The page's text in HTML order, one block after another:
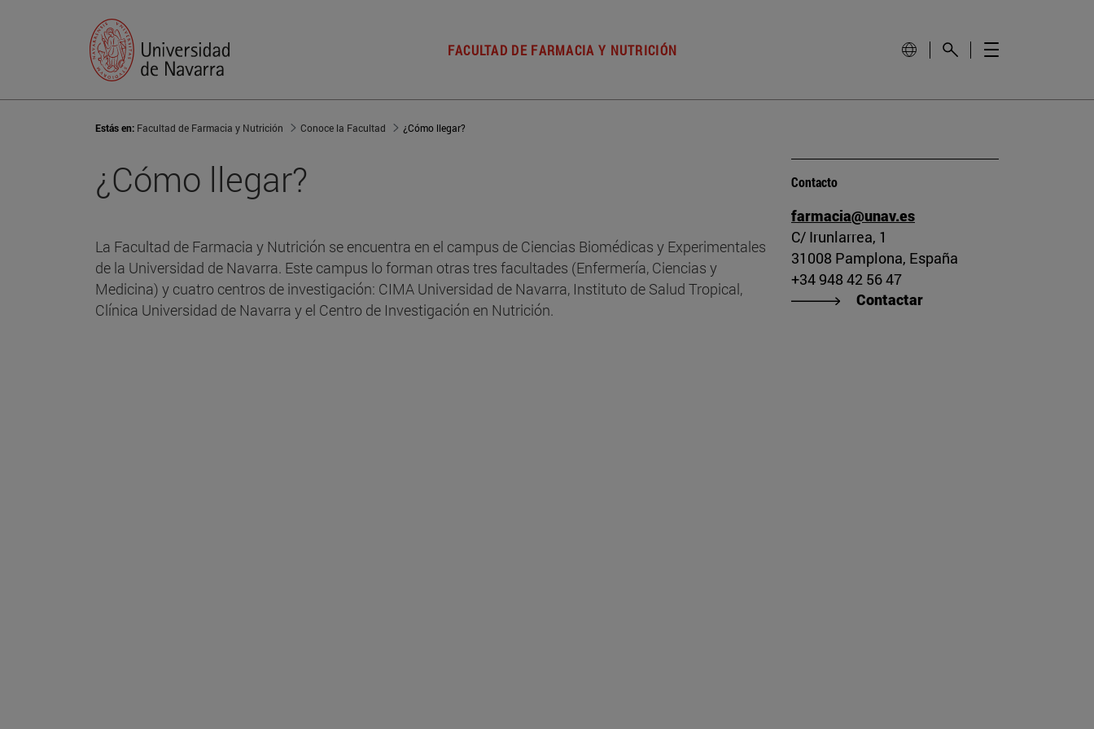
FACULTAD DE FARMACIA Y NUTRICIÓN
Estás en: Facultad de Farmacia y Nutrición Conoce la Facultad ¿Cómo llegar?
¿Cómo llegar?
La Facultad de Farmacia y Nutrición se encuentra en el campus de Ciencias Biomédicas y Experimentales
de la Universidad de Navarra. Este campus lo forman otras tres facultades (Enfermería, Ciencias y
Medicina) y cuatro centros de investigación: CIMA Universidad de Navarra, Instituto de Salud Tropical,
Clínica Universidad de Navarra y el Centro de Investigación en Nutrición.
Contacto
farmacia@unav.es
C/ Irunlarrea, 1
31008 Pamplona, España
+34 948 42 56 47
Contactar